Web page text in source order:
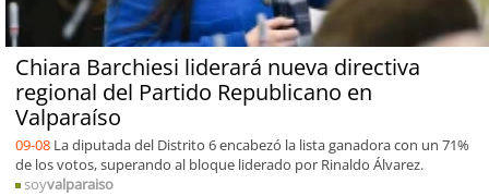
Chiara Barchiesi liderará nueva directiva
regional del Partido Republicano en
Valparaíso
09-08 La diputada del Distrito 6 encabezó la lista ganadora con un 71%
de los votos, superando al bloque liderado por Rinaldo Álvarez.
soyvalparaiso